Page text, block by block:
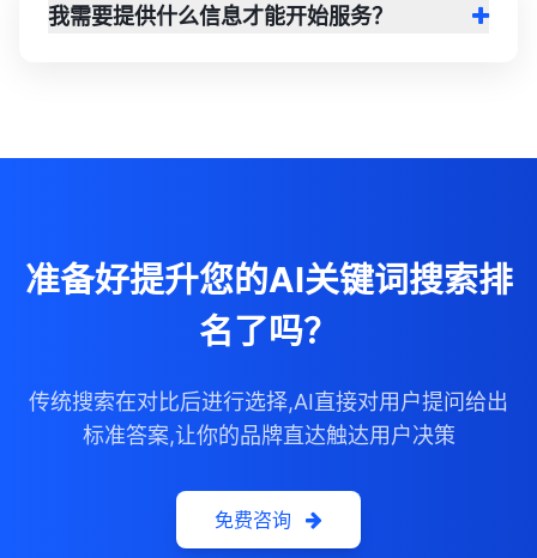
我需要提供什么信息才能开始服务？
准备好提升您的AI关键词搜索排
名了吗？
传统搜索在对比后进行选择,AI直接对用户提问给出
标准答案,让你的品牌直达触达用户决策
免费咨询